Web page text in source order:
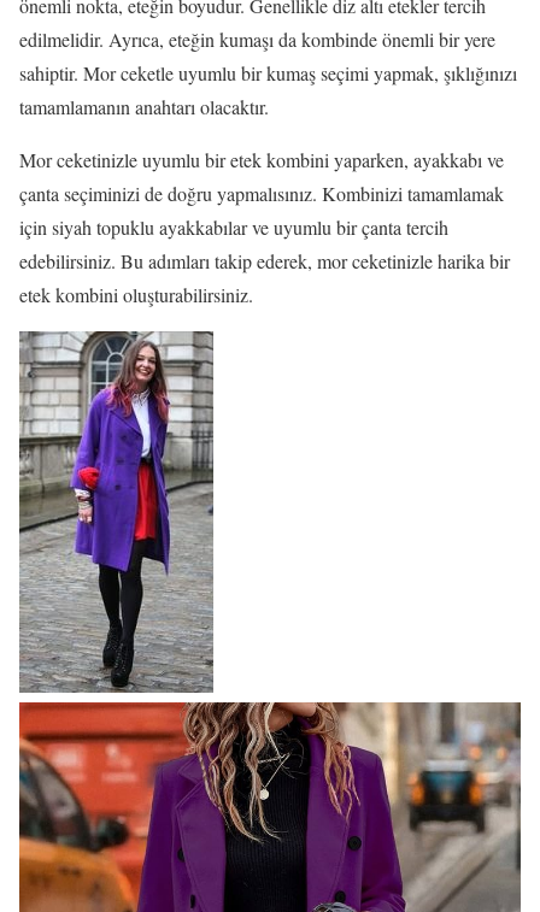
önemli nokta, eteğin boyudur. Genellikle diz altı etekler tercih
edilmelidir. Ayrıca, eteğin kumaşı da kombinde önemli bir yere
sahiptir. Mor ceketle uyumlu bir kumaş seçimi yapmak, şıklığınızı
tamamlamanın anahtarı olacaktır.
Mor ceketinizle uyumlu bir etek kombini yaparken, ayakkabı ve
çanta seçiminizi de doğru yapmalısınız. Kombinizi tamamlamak
için siyah topuklu ayakkabılar ve uyumlu bir çanta tercih
edebilirsiniz. Bu adımları takip ederek, mor ceketinizle harika bir
etek kombini oluşturabilirsiniz.